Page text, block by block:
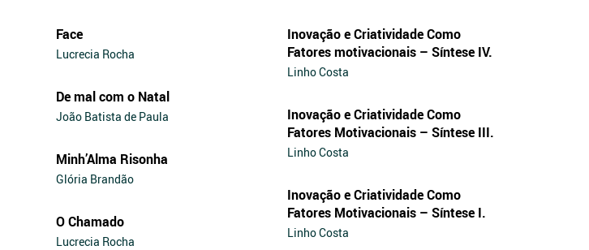
Face
Lucrecia Rocha
De mal com o Natal
João Batista de Paula
Minh’Alma Risonha
Glória Brandão
O Chamado
Lucrecia Rocha
Inovação e Criatividade Como
Fatores motivacionais – Síntese IV.
Linho Costa
Inovação e Criatividade Como
Fatores Motivacionais – Síntese III.
Linho Costa
Inovação e Criatividade Como
Fatores Motivacionais – Síntese I.
Linho Costa